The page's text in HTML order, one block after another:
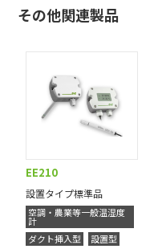
その他関連製品
EE210
設置タイプ標準品
空調・農業等一般温湿度
計
ダクト挿入型
設置型